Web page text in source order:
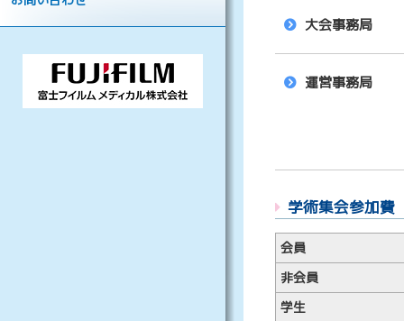
大会事務局
運営事務局
学術集会参加費
会員
非会員
学生